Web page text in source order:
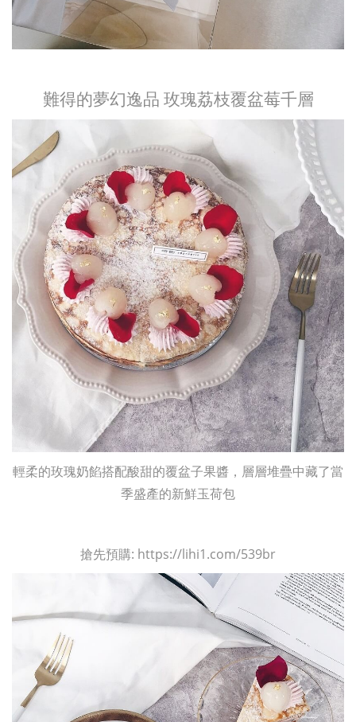
難得的夢幻逸品 玫瑰荔枝覆盆莓千層
輕柔的玫瑰奶餡搭配酸甜的覆盆子果醬，層層堆疊中藏了當
季盛產的新鮮玉荷包
搶先預購: https://lihi1.com/539br